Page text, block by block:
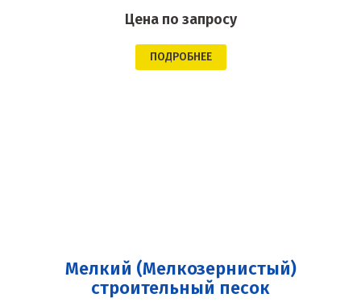
Цена по запросу
ПОДРОБНЕЕ
Мелкий (Мелкозернистый)
строительный песок